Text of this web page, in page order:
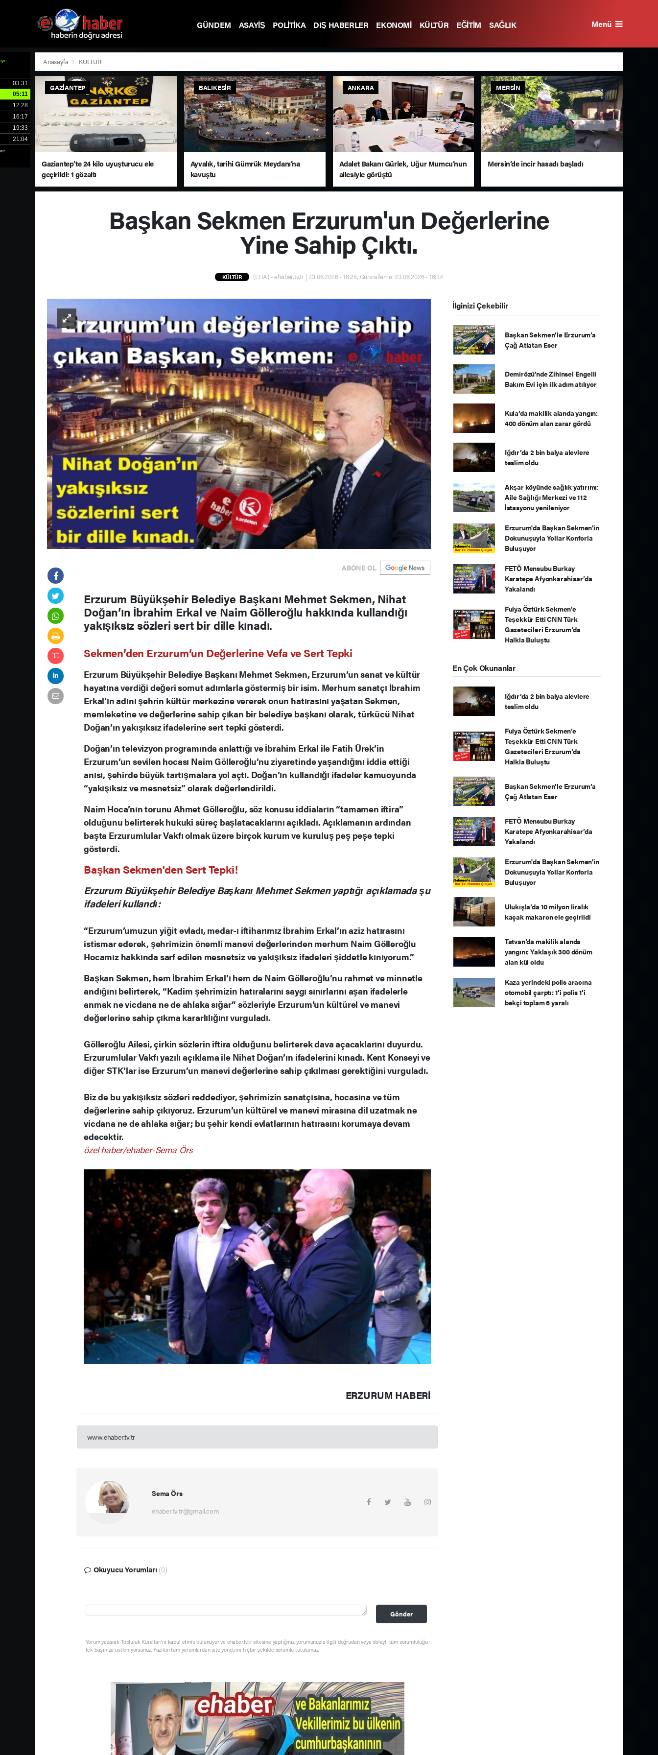
GÜNDEM ASAYİŞ POLİTİKA DIŞ HABERLER EKONOMİ KÜLTÜR EĞİTİM
SAĞLIK
Menü
Anasayfa KÜLTÜR
GAZIANTEP
Gaziantep’te 24 kilo uyuşturucu ele
geçirildi: 1 gözaltı
BALIKESIR
Ayvalık, tarihi Gümrük Meydanı’na
kavuştu
ANKARA
Adalet Bakanı Gürlek, Uğur Mumcu’nun
ailesiyle görüştü
MERSIN
Mersin’de incir hasadı başladı
Başkan Sekmen Erzurum'un Değerlerine
Yine Sahip Çıktı.
KÜLTÜR (EHA) - ehaber.tv.tr | 23.06.2026 - 16:25, Güncelleme: 23.06.2026 - 16:34
ABONE OL
Erzurum Büyükşehir Belediye Başkanı Mehmet Sekmen, Nihat
Doğan’ın İbrahim Erkal ve Naim Gölleroğlu hakkında kullandığı
yakışıksız sözleri sert bir dille kınadı.
Sekmen’den Erzurum’un Değerlerine Vefa ve Sert Tepki
Erzurum Büyükşehir Belediye Başkanı Mehmet Sekmen, Erzurum’un sanat ve kültür
hayatına verdiği değeri somut adımlarla göstermiş bir isim. Merhum sanatçı İbrahim
Erkal’ın adını şehrin kültür merkezine vererek onun hatırasını yaşatan Sekmen,
memleketine ve değerlerine sahip çıkan bir belediye başkanı olarak, türkücü Nihat
Doğan’ın yakışıksız ifadelerine sert tepki gösterdi.
Doğan’ın televizyon programında anlattığı ve İbrahim Erkal ile Fatih Ürek’in
Erzurum’un sevilen hocası Naim Gölleroğlu’nu ziyaretinde yaşandığını iddia ettiği
anısı, şehirde büyük tartışmalara yol açtı. Doğan’ın kullandığı ifadeler kamuoyunda
“yakışıksız ve mesnetsiz” olarak değerlendirildi.
Naim Hoca’nın torunu Ahmet Gölleroğlu, söz konusu iddiaların “tamamen iftira”
olduğunu belirterek hukuki süreç başlatacaklarını açıkladı. Açıklamanın ardından
başta Erzurumlular Vakfı olmak üzere birçok kurum ve kuruluş peş peşe tepki
gösterdi.
Başkan Sekmen'den Sert Tepki!
Erzurum Büyükşehir Belediye Başkanı Mehmet Sekmen yaptığı açıklamada şu
ifadeleri kullandı:
“Erzurum’umuzun yiğit evladı, medar-ı iftiharımız İbrahim Erkal’ın aziz hatırasını
istismar ederek, şehrimizin önemli manevi değerlerinden merhum Naim Gölleroğlu
Hocamız hakkında sarf edilen mesnetsiz ve yakışıksız ifadeleri şiddetle kınıyorum.”
Başkan Sekmen, hem İbrahim Erkal’ı hem de Naim Gölleroğlu’nu rahmet ve minnetle
andığını belirterek, “Kadim şehrimizin hatıralarını saygı sınırlarını aşan ifadelerle
anmak ne vicdana ne de ahlaka sığar” sözleriyle Erzurum’un kültürel ve manevi
değerlerine sahip çıkma kararlılığını vurguladı.
Gölleroğlu Ailesi, çirkin sözlerin iftira olduğunu belirterek dava açacaklarını duyurdu.
Erzurumlular Vakfı yazılı açıklama ile Nihat Doğan’ın ifadelerini kınadı. Kent Konseyi ve
diğer STK’lar ise Erzurum’un manevi değerlerine sahip çıkılması gerektiğini vurguladı.
Biz de bu yakışıksız sözleri reddediyor, şehrimizin sanatçısına, hocasına ve tüm
değerlerine sahip çıkıyoruz. Erzurum’un kültürel ve manevi mirasına dil uzatmak ne
vicdana ne de ahlaka sığar; bu şehir kendi evlatlarının hatırasını korumaya devam
edecektir.
özel haber/ehaber-Sema Örs
ERZURUM HABERİ
www.ehaber.tv.tr
Sema Örs
ehaber.tv.tr@gmail.com
Okuyucu Yorumları (0)
Gönder
Yorum yazarak Topluluk Kuralları’nı kabul etmiş bulunuyor ve ehaber.tv.tr sitesine yaptığınız yorumunuzla ilgili doğrudan veya dolaylı tüm sorumluluğu
tek başınıza üstleniyorsunuz. Yazılan tüm yorumlardan site yönetimi hiçbir şekilde sorumlu tutulamaz.
İlginizi Çekebilir
Başkan Sekmen’le Erzurum’a
Çağ Atlatan Eser
Demirözü’nde Zihinsel Engelli
Bakım Evi için ilk adım atılıyor
Kula’da makilik alanda yangın:
400 dönüm alan zarar gördü
Iğdır’da 2 bin balya alevlere
teslim oldu
Akşar köyünde sağlık yatırımı:
Aile Sağlığı Merkezi ve 112
İstasyonu yenileniyor
Erzurum'da Başkan Sekmen'in
Dokunuşuyla Yollar Konforla
Buluşuyor
FETÖ Mensubu Burkay
Karatepe Afyonkarahisar’da
Yakalandı
Fulya Öztürk Sekmen’e
Teşekkür Etti CNN Türk
Gazetecileri Erzurum’da
Halkla Buluştu
En Çok Okunanlar
Iğdır’da 2 bin balya alevlere
teslim oldu
Fulya Öztürk Sekmen’e
Teşekkür Etti CNN Türk
Gazetecileri Erzurum’da
Halkla Buluştu
Başkan Sekmen’le Erzurum’a
Çağ Atlatan Eser
FETÖ Mensubu Burkay
Karatepe Afyonkarahisar’da
Yakalandı
Erzurum'da Başkan Sekmen'in
Dokunuşuyla Yollar Konforla
Buluşuyor
Ulukışla’da 10 milyon liralık
kaçak makaron ele geçirildi
Tatvan’da makilik alanda
yangını: Yaklaşık 300 dönüm
alan kül oldu
Kaza yerindeki polis aracına
otomobil çarptı: 1’i polis 1’i
bekçi toplam 6 yaralı